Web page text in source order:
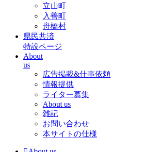
立山町
入善町
舟橋村
県民共済
特設ページ
About
us
広告掲載&仕事依頼
情報提供
ライター募集
About us
雑記
お問い合わせ
本サイトの仕様